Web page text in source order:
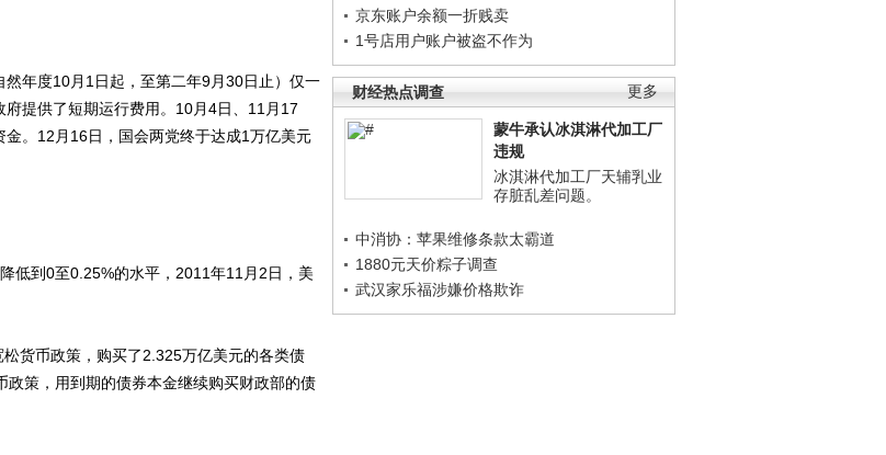
京东账户余额一折贱卖
1号店用户账户被盗不作为
更多
财经热点调查
蒙牛承认冰淇淋代加工厂
违规
冰淇淋代加工厂天辅乳业
存脏乱差问题。
中消协：苹果维修条款太霸道
1880元天价粽子调查
武汉家乐福涉嫌价格欺诈
年度10月1日起，至第二年9月30日止）仅一
提供了短期运行费用。10月4日、11月17
。12月16日，国会两党终于达成1万亿美元
到0至0.25%的水平，2011年11月2日，美
币政策，购买了2.325万亿美元的各类债
政策，用到期的债券本金继续购买财政部的债